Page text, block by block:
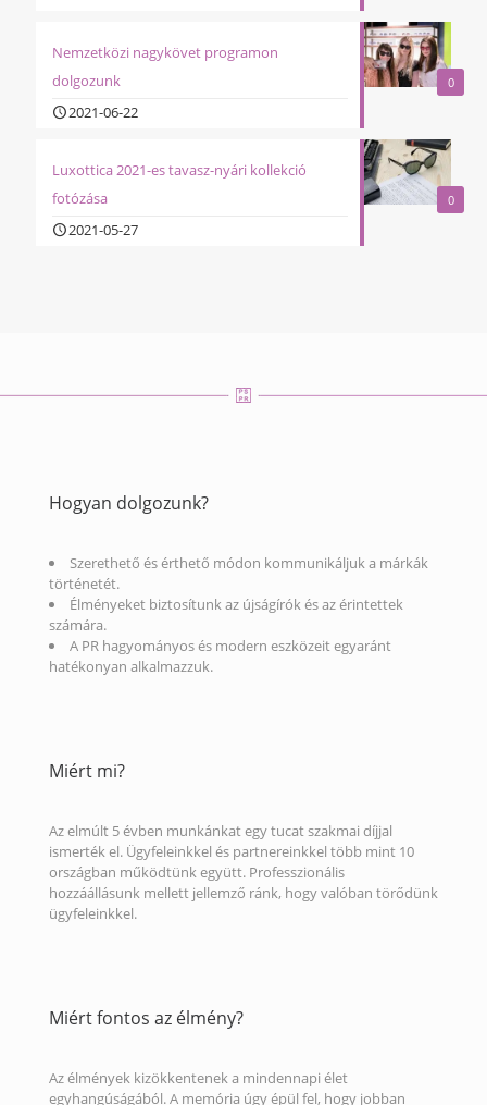
0
Nemzetközi nagykövet programon
dolgozunk
2021-06-22
0
Luxottica 2021-es tavasz-nyári kollekció
fotózása
2021-05-27
Hogyan dolgozunk?
Szerethető és érthető módon kommunikáljuk a márkák
történetét.
Élményeket biztosítunk az újságírók és az érintettek
számára.
A PR hagyományos és modern eszközeit egyaránt
hatékonyan alkalmazzuk.
Miért mi?
Az elmúlt 5 évben munkánkat egy tucat szakmai díjjal
ismerték el. Ügyfeleinkkel és partnereinkkel több mint 10
országban működtünk együtt. Professzionális
hozzáállásunk mellett jellemző ránk, hogy valóban törődünk
ügyfeleinkkel.
Miért fontos az élmény?
Az élmények kizökkentenek a mindennapi élet
egyhangúságából. A memória úgy épül fel, hogy jobban